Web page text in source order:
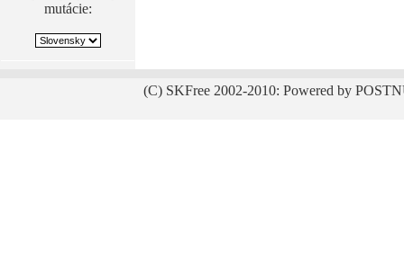
mutácie:
(C) SKFree 2002-2010: Powered by